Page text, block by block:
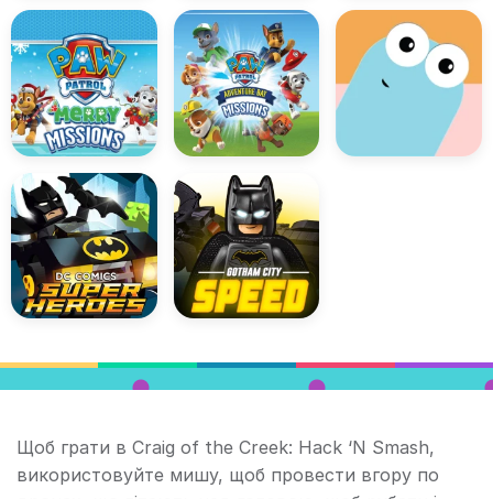
Щоб грати в Craig of the Creek: Hack ‘N Smash,
використовуйте мишу, щоб провести вгору по